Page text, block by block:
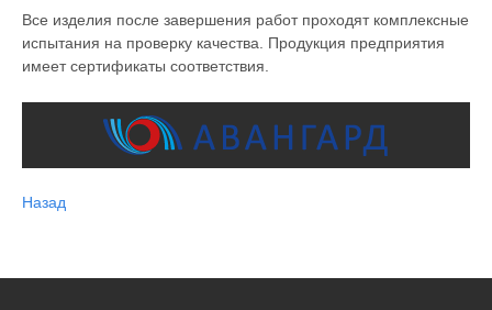
Все изделия после завершения работ проходят комплексные
испытания на проверку качества. Продукция предприятия
имеет сертификаты соответствия.
Назад